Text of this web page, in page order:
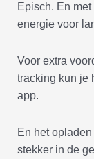
Episch. En
energie voor
Voor extra
tracking kun je
app.
En het
stekker in de